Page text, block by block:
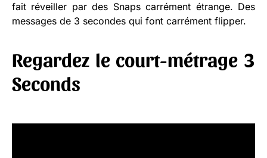
fait réveiller par des Snaps carrément étrange. Des
messages de 3 secondes qui font carrément flipper.
Regardez le court-métrage 3
Seconds